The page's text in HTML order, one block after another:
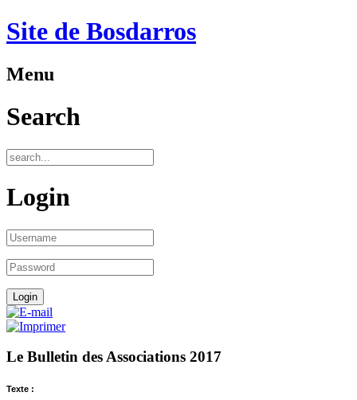
Site de Bosdarros
Menu
Search
Login
Le Bulletin des Associations 2017
Texte :